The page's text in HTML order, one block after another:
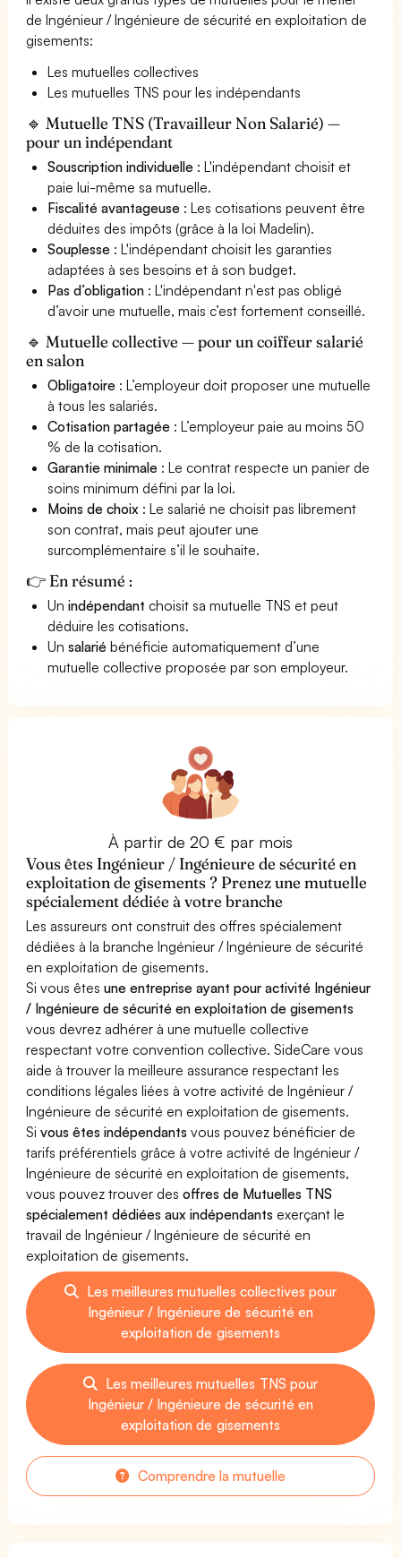
de Ingénieur / Ingénieure de sécurité en exploitation de
gisements:
Les mutuelles collectives
Les mutuelles TNS pour les indépendants
🔹 Mutuelle TNS (Travailleur Non Salarié) —
pour un indépendant
Souscription individuelle : L'indépendant choisit et
paie lui-même sa mutuelle.
Fiscalité avantageuse : Les cotisations peuvent être
déduites des impôts (grâce à la loi Madelin).
Souplesse : L'indépendant choisit les garanties
adaptées à ses besoins et à son budget.
Pas d’obligation : L'indépendant n'est pas obligé
d’avoir une mutuelle, mais c’est fortement conseillé.
🔹 Mutuelle collective — pour un coiffeur salarié
en salon
Obligatoire : L’employeur doit proposer une mutuelle
à tous les salariés.
Cotisation partagée : L’employeur paie au moins 50
% de la cotisation.
Garantie minimale : Le contrat respecte un panier de
soins minimum défini par la loi.
Moins de choix : Le salarié ne choisit pas librement
son contrat, mais peut ajouter une
surcomplémentaire s’il le souhaite.
👉 En résumé :
Unindépendant choisit sa mutuelle TNS et peut
déduire les cotisations.
Unsalarié bénéficie automatiquement d’une
mutuelle collective proposée par son employeur.
À partir de 20 € par mois
Vous êtes Ingénieur / Ingénieure de sécurité en
exploitation de gisements ? Prenez une mutuelle
spécialement dédiée à votre branche
Les assureurs ont construit des offres spécialement
dédiées à la branche Ingénieur / Ingénieure de sécurité
en exploitation de gisements.
Si vous êtesune entreprise ayant pour activité Ingénieur
/ Ingénieure de sécurité en exploitation de gisements
vous devrez adhérer à une mutuelle collective
respectant votre convention collective. SideCare vous
aide à trouver la meilleure assurance respectant les
conditions légales liées à votre activité de Ingénieur /
Ingénieure de sécurité en exploitation de gisements.
Sivous êtes indépendants vous pouvez bénéficier de
tarifs préférentiels grâce à votre activité de Ingénieur /
Ingénieure de sécurité en exploitation de gisements,
vous pouvez trouver desoffres de Mutuelles TNS
spécialement dédiées aux indépendants exerçant le
travail de Ingénieur / Ingénieure de sécurité en
exploitation de gisements.
Les meilleures mutuelles collectives pour
Ingénieur / Ingénieure de sécurité en
exploitation de gisements
Les meilleures mutuelles TNS pour
Ingénieur / Ingénieure de sécurité en
exploitation de gisements
Comprendre la mutuelle